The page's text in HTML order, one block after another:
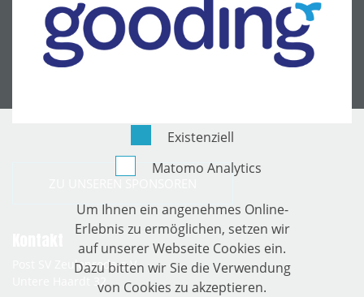
Post SV Zeulenroda e.V.
Existenziell
Matomo Analytics
Um Ihnen ein angenehmes Online-
Erlebnis zu ermöglichen, setzen wir
auf unserer Webseite Cookies ein.
Dazu bitten wir Sie die Verwendung
von Cookies zu akzeptieren.